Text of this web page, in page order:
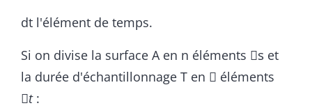
dt l'élément de temps.
Si on divise la surface A en n éléments s et
la durée d'échantillonnage T en  éléments
t: